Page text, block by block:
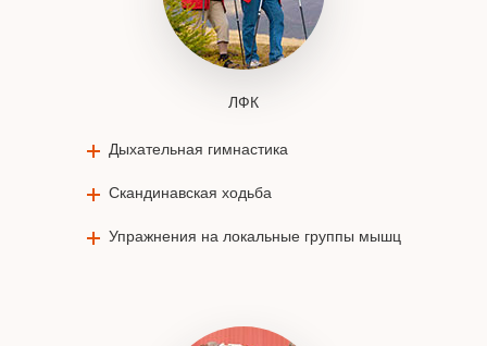
ЛФК
Дыхательная гимнастика
Скандинавская ходьба
Упражнения на локальные группы мышц